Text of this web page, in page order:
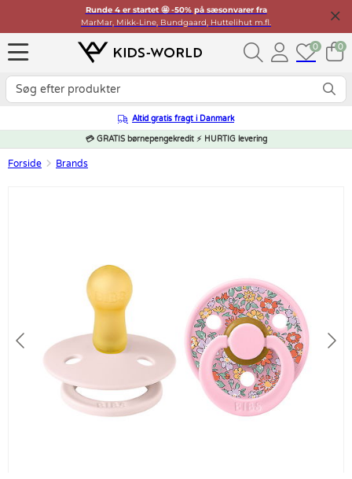
Runde 4 er startet 🤩 -50% på sæsonvarer fra
MarMar, Mikk-Line, Bundgaard, Huttelihut m.fl.
0 0
Altid gratis fragt i Danmark
💳 GRATIS børnepengekredit ⚡ HURTIG levering
Forside Brands